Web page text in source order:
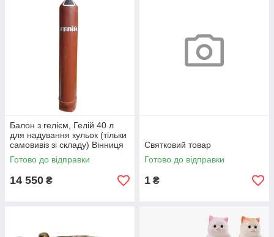
Балон з гелієм, Гелій 40 л
для надування кульок (тільки
самовивіз зі складу) Вінниця
Готово до відправки
14 550 ₴
Святковий товар
Готово до відправки
1 ₴